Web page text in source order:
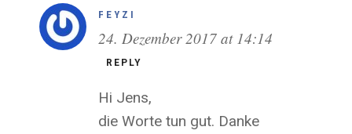
FEYZI
24. Dezember 2017 at 14:14
REPLY
Hi Jens,
die Worte tun gut. Danke